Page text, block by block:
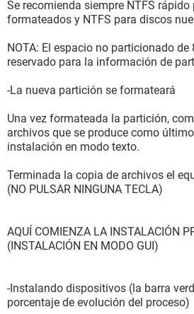
Se recomienda siempre NTFS
formateados y NTFS para discos
NOTA: El espacio no particionado de
reservado para la información de
-La nueva partición se formateará
Una vez formateada la partición,
archivos que se produce como
instalación en modo texto.
Terminada la copia de archivos el
(NO PULSAR NINGUNA TECLA)
AQUÍ COMIENZA LA INSTALACIÓN
(INSTALACIÓN EN MODO GUI)
-Instalando dispositivos (la barra
porcentaje de evolución del proceso)